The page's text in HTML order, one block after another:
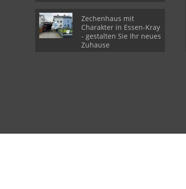
Zechenhaus mit
Charakter in Essen-Kray
- gestalten Sie Ihr neues
Zuhause